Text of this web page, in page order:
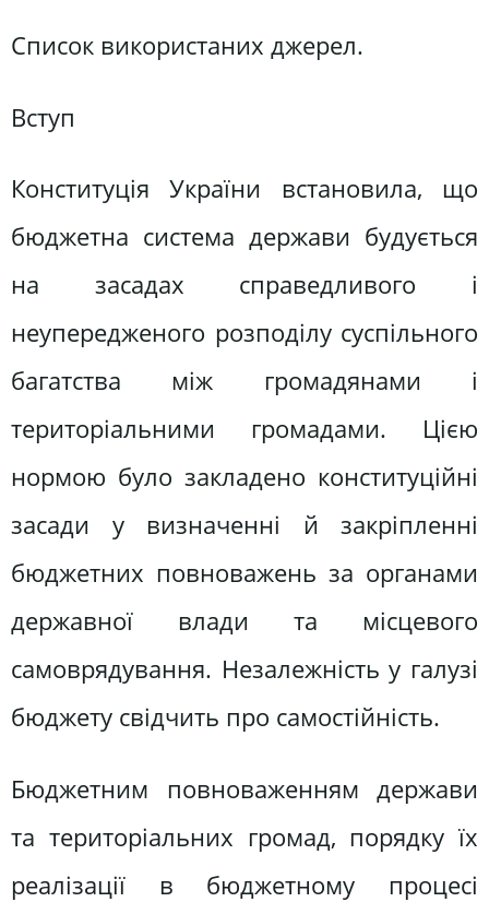
Список використаних джерел.
Вступ
Конституція України встановила, що
бюджетна система держави будується
на засадах справедливого і
неупередженого розподілу суспільного
багатства між громадянами і
територіальними громадами. Цією
нормою було закладено конституційні
засади у визначенні й закріпленні
бюджетних повноважень за органами
державної влади та місцевого
самоврядування. Незалежність у галузі
бюджету свідчить про самостійність.
Бюджетним повноваженням держави
та територіальних громад, порядку їх
реалізації в бюджетному процесі